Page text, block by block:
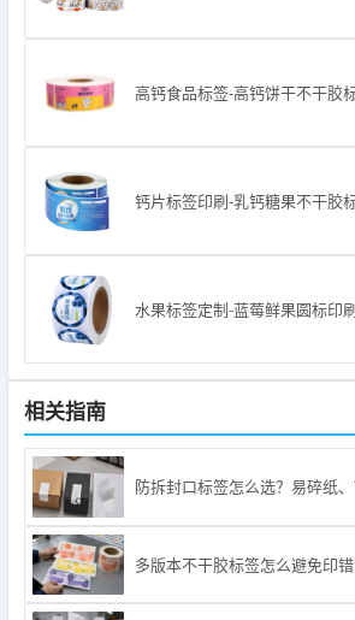
高钙食品标签-高钙饼干不干胶
钙片标签印刷-乳钙糖果不干胶
水果标签定制-蓝莓鲜果圆标印
相关指南
防拆封口标签怎么选？易碎纸
多版本不干胶标签怎么避免印